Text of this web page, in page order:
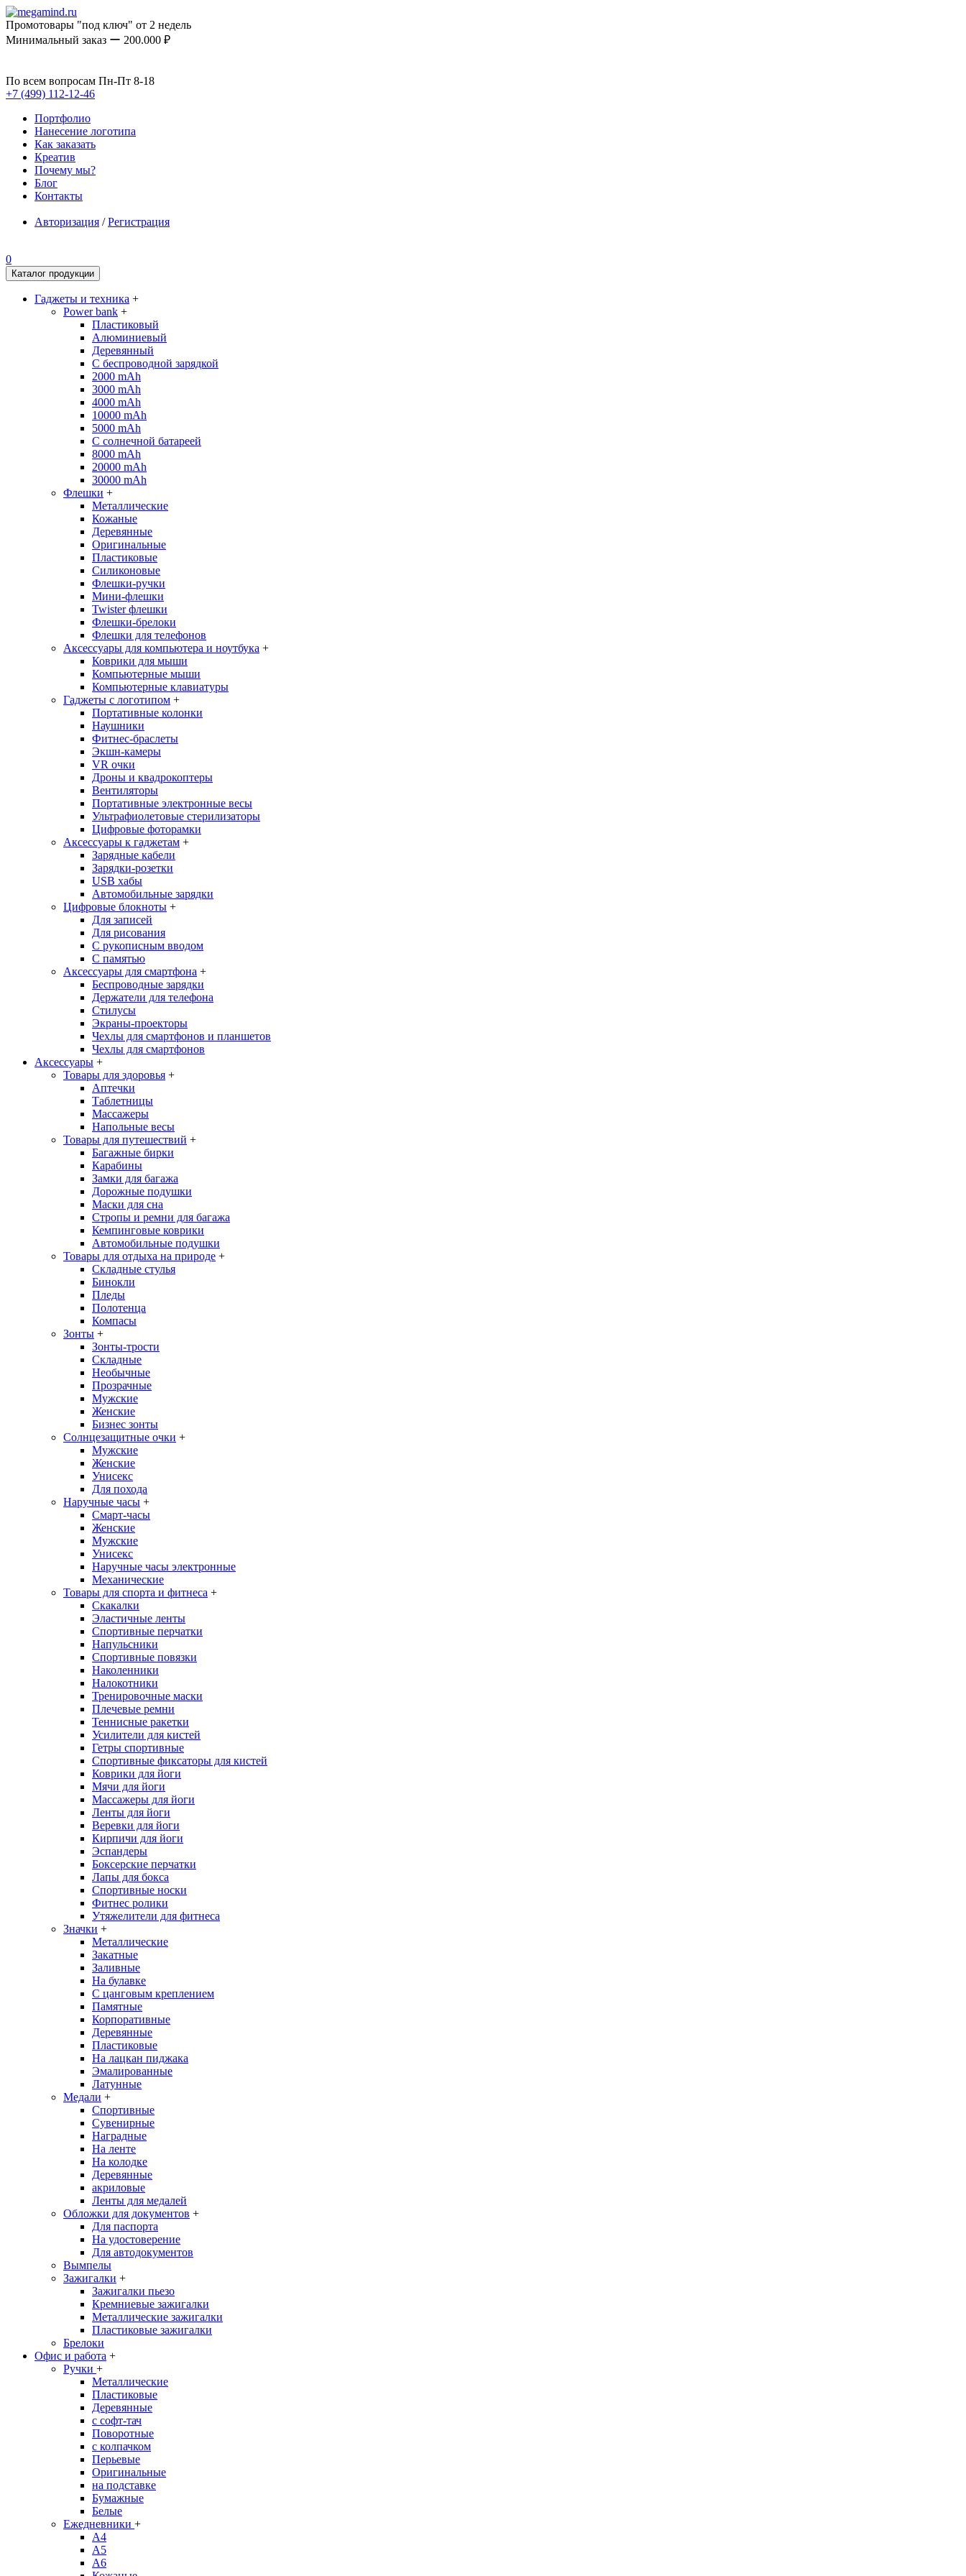
Промотовары "под ключ" от 2 недель
Минимальный заказ ー 200.000 ₽
По всем вопросам Пн-Пт 8-18
+7 (499) 112-12-46
Портфолио
Нанесение логотипа
Как заказать
Креатив
Почему мы?
Блог
Контакты
Авторизация /Регистрация
0
Каталог продукции
Гаджеты и техника +
Power bank +
Пластиковый
Алюминиевый
Деревянный
С беспроводной зарядкой
2000 mAh
3000 mAh
4000 mAh
10000 mAh
5000 mAh
С солнечной батареей
8000 mAh
20000 mAh
30000 mAh
Флешки +
Металлические
Кожаные
Деревянные
Оригинальные
Пластиковые
Силиконовые
Флешки-ручки
Мини-флешки
Twister флешки
Флешки-брелоки
Флешки для телефонов
Аксессуары для компьютера и ноутбука +
Коврики для мыши
Компьютерные мыши
Компьютерные клавиатуры
Гаджеты с логотипом +
Портативные колонки
Наушники
Фитнес-браслеты
Экшн-камеры
VR очки
Дроны и квадрокоптеры
Вентиляторы
Портативные электронные весы
Ультрафиолетовые стерилизаторы
Цифровые фоторамки
Аксессуары к гаджетам +
Зарядные кабели
Зарядки-розетки
USB хабы
Автомобильные зарядки
Цифровые блокноты +
Для записей
Для рисования
С рукописным вводом
С памятью
Аксессуары для смартфона +
Беспроводные зарядки
Держатели для телефона
Стилусы
Экраны-проекторы
Чехлы для смартфонов и планшетов
Чехлы для смартфонов
Аксессуары +
Товары для здоровья +
Аптечки
Таблетницы
Массажеры
Напольные весы
Товары для путешествий +
Багажные бирки
Карабины
Замки для багажа
Дорожные подушки
Маски для сна
Стропы и ремни для багажа
Кемпинговые коврики
Автомобильные подушки
Товары для отдыха на природе +
Складные стулья
Бинокли
Пледы
Полотенца
Компасы
Зонты +
Зонты-трости
Складные
Необычные
Прозрачные
Мужские
Женские
Бизнес зонты
Солнцезащитные очки +
Мужские
Женские
Унисекс
Для похода
Наручные часы +
Смарт-часы
Женские
Мужские
Унисекс
Наручные часы электронные
Механические
Товары для спорта и фитнеса +
Скакалки
Эластичные ленты
Спортивные перчатки
Напульсники
Спортивные повязки
Наколенники
Налокотники
Тренировочные маски
Плечевые ремни
Теннисные ракетки
Усилители для кистей
Гетры спортивные
Спортивные фиксаторы для кистей
Коврики для йоги
Мячи для йоги
Массажеры для йоги
Ленты для йоги
Веревки для йоги
Кирпичи для йоги
Эспандеры
Боксерские перчатки
Лапы для бокса
Спортивные носки
Фитнес ролики
Утяжелители для фитнеса
Значки +
Металлические
Закатные
Заливные
На булавке
С цанговым креплением
Памятные
Корпоративные
Деревянные
Пластиковые
На лацкан пиджака
Эмалированные
Латунные
Медали +
Спортивные
Сувенирные
Наградные
На ленте
На колодке
Деревянные
акриловые
Ленты для медалей
Обложки для документов +
Для паспорта
На удостоверение
Для автодокументов
Вымпелы
Зажигалки +
Зажигалки пьезо
Кремниевые зажигалки
Металлические зажигалки
Пластиковые зажигалки
Брелоки
Офис и работа +
Ручки +
Металлические
Пластиковые
Деревянные
с софт-тач
Поворотные
с колпачком
Перьевые
Оригинальные
на подставке
Бумажные
Белые
Ежедневники +
A4
A5
A6